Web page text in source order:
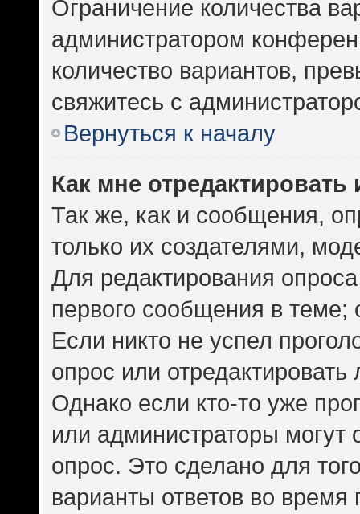
Ограничение количества
администратором
количество вариантов,
свяжитесь с
Вернуться к началу
Как мне
Так же, как и сообщения,
только их создателями,
Для редактирования
первого сообщения в теме;
Если никто не успел
опрос или
Однако если кто-то уже
или администраторы могут
опрос. Это сделано для
варианты ответов во время